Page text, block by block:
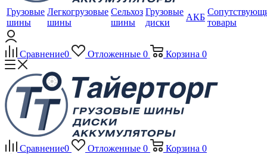
Грузовые
шины
Легкогрузовые
шины
Сельхоз
шины
Грузовые
диски
АКБ
товары
Сравнение0 Отложенные 0 Корзина 0
Сравнение0 Отложенные 0 Корзина 0